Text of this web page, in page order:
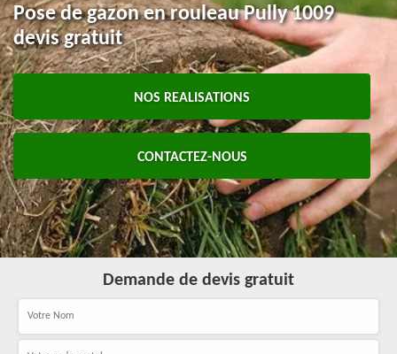
Pose de gazon en rouleau Pully 1009
devis gratuit
NOS REALISATIONS
CONTACTEZ-NOUS
Demande de devis gratuit